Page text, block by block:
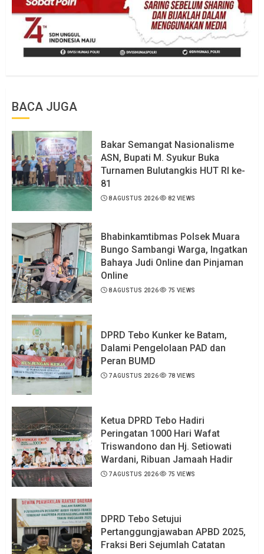
BACA JUGA
Bakar Semangat Nasionalisme
ASN, Bupati M. Syukur Buka
Turnamen Bulutangkis HUT RI ke-
81
8 AGUSTUS 2026 82 VIEWS
Bhabinkamtibmas Polsek Muara
Bungo Sambangi Warga, Ingatkan
Bahaya Judi Online dan Pinjaman
Online
8 AGUSTUS 2026 75 VIEWS
DPRD Tebo Kunker ke Batam,
Dalami Pengelolaan PAD dan
Peran BUMD
7 AGUSTUS 2026 78 VIEWS
Ketua DPRD Tebo Hadiri
Peringatan 1000 Hari Wafat
Triswandono dan Hj. Setiowati
Wardani, Ribuan Jamaah Hadir
7 AGUSTUS 2026 75 VIEWS
DPRD Tebo Setujui
Pertanggungjawaban APBD 2025,
Fraksi Beri Sejumlah Catatan